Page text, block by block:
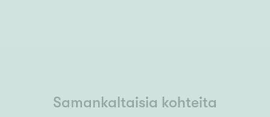
Samankaltaisia kohteita